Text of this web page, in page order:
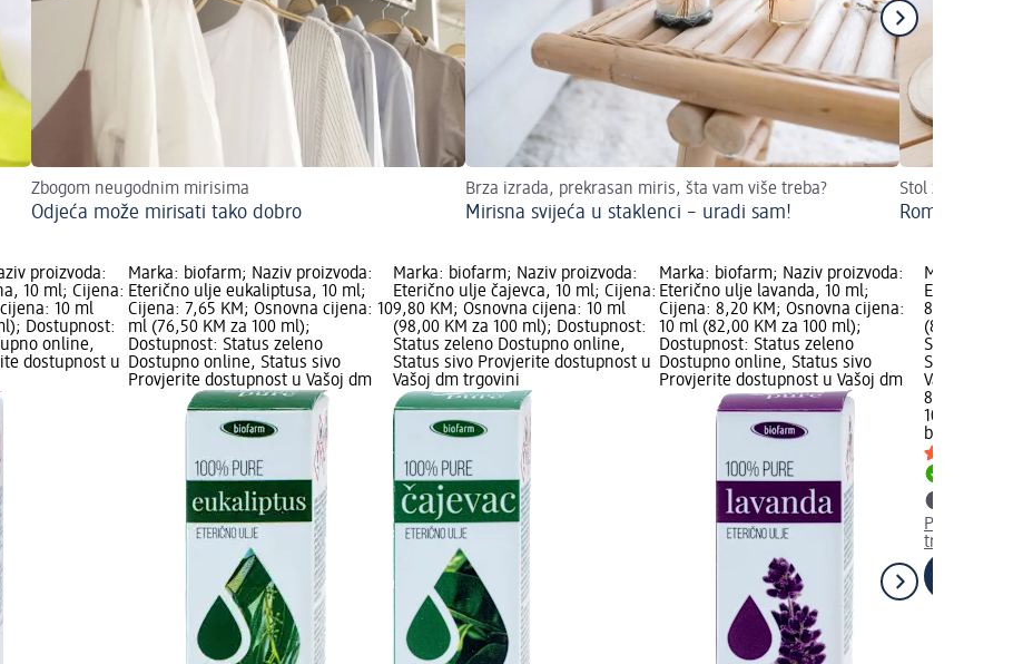
Zbogom neugodnim mirisima
Odjeća može mirisati tako dobro
Brza izrada, prekrasan miris, šta vam više treba?
Mirisna svijeća u staklenci – uradi sam!
Stol za
Romantična
proizvoda:
10 ml; Cijena:
10 ml
Dostupnost:
online,
dostupnost u
Marka: biofarm; Naziv proizvoda:
Eterično ulje eukaliptusa, 10 ml;
Cijena: 7,65 KM; Osnovna cijena: 10
ml (76,50 KM za 100 ml);
Dostupnost: Status zeleno
Dostupno online, Status sivo
Provjerite dostupnost u Vašoj dm
Marka: biofarm; Naziv proizvoda:
Eterično ulje čajevca, 10 ml; Cijena:
9,80 KM; Osnovna cijena: 10 ml
(98,00 KM za 100 ml); Dostupnost:
Status zeleno Dostupno online,
Status sivo Provjerite dostupnost u
Vašoj dm trgovini
Marka: biofarm; Naziv proizvoda:
Eterično ulje lavanda, 10 ml;
Cijena: 8,20 KM; Osnovna cijena:
10 ml (82,00 KM za 100 ml);
Dostupnost: Status zeleno
Dostupno online, Status sivo
Provjerite dostupnost u Vašoj dm
Marka:
Eterično
8,80 KM;
(88,00 KM
Status
Status sivo
Vašoj dm
8,80 KM
10 ml
biofarm
Provjerite
trgovini